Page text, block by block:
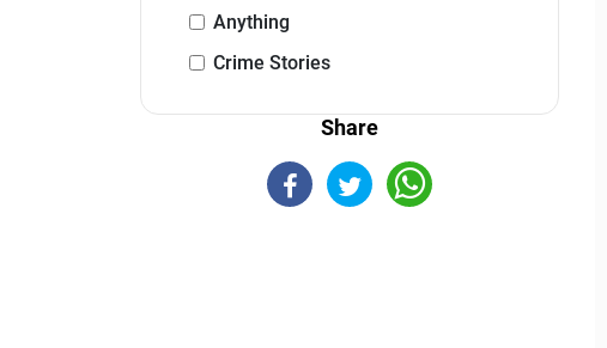
Anything
Crime Stories
Share